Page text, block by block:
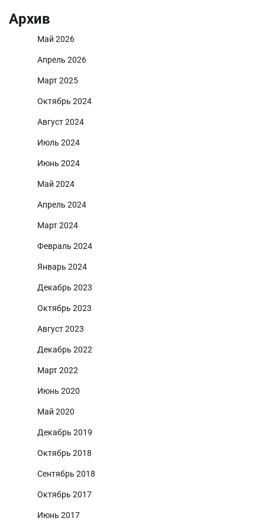
Архив
Май 2026
Апрель 2026
Март 2025
Октябрь 2024
Август 2024
Июль 2024
Июнь 2024
Май 2024
Апрель 2024
Март 2024
Февраль 2024
Январь 2024
Декабрь 2023
Октябрь 2023
Август 2023
Декабрь 2022
Март 2022
Июнь 2020
Май 2020
Декабрь 2019
Октябрь 2018
Сентябрь 2018
Октябрь 2017
Июнь 2017